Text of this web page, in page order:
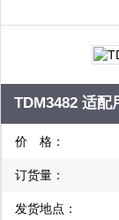
NS、ST、SII、
TDM3482 适配
价 格：
订货量：
发货地点：